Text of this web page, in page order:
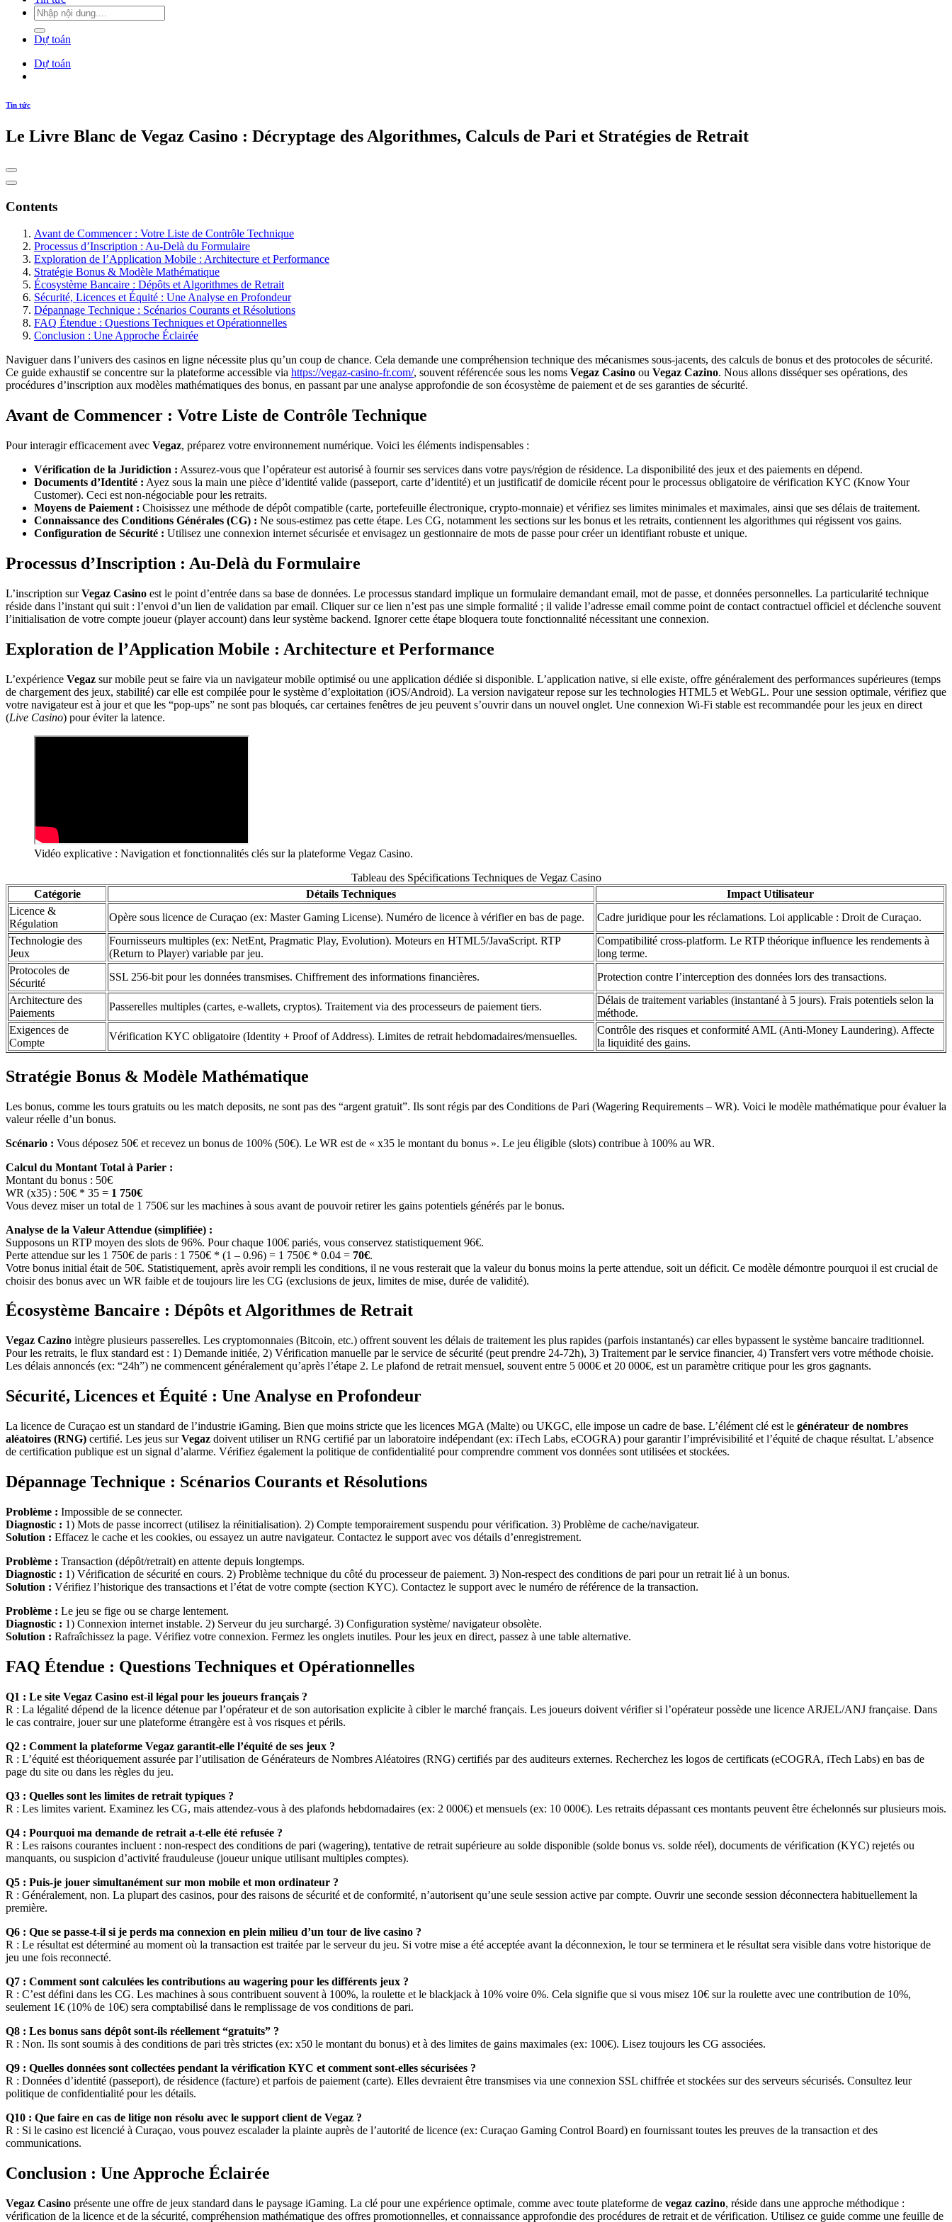
Dự toán
Dự toán
Tin tức
Le Livre Blanc de Vegaz Casino : Décryptage des Algorithmes, Calculs de Pari et Stratégies de Retrait
Contents
Avant de Commencer : Votre Liste de Contrôle Technique
Processus d’Inscription : Au-Delà du Formulaire
Exploration de l’Application Mobile : Architecture et Performance
Stratégie Bonus & Modèle Mathématique
Écosystème Bancaire : Dépôts et Algorithmes de Retrait
Sécurité, Licences et Équité : Une Analyse en Profondeur
Dépannage Technique : Scénarios Courants et Résolutions
FAQ Étendue : Questions Techniques et Opérationnelles
Conclusion : Une Approche Éclairée
Naviguer dans l’univers des casinos en ligne nécessite plus qu’un coup de chance. Cela demande une compréhension technique des mécanismes sous-jacents, des calculs de bonus et des protocoles de sécurité.
Ce guide exhaustif se concentre sur la plateforme accessible via https://vegaz-casino-fr.com/, souvent référencée sous les noms Vegaz Casino ou Vegaz Cazino. Nous allons disséquer ses opérations, des
procédures d’inscription aux modèles mathématiques des bonus, en passant par une analyse approfondie de son écosystème de paiement et de ses garanties de sécurité.
Avant de Commencer : Votre Liste de Contrôle Technique
Pour interagir efficacement avec Vegaz, préparez votre environnement numérique. Voici les éléments indispensables :
Vérification de la Juridiction : Assurez-vous que l’opérateur est autorisé à fournir ses services dans votre pays/région de résidence. La disponibilité des jeux et des paiements en dépend.
Documents d’Identité : Ayez sous la main une pièce d’identité valide (passeport, carte d’identité) et un justificatif de domicile récent pour le processus obligatoire de vérification KYC (Know Your
Customer). Ceci est non-négociable pour les retraits.
Moyens de Paiement : Choisissez une méthode de dépôt compatible (carte, portefeuille électronique, crypto-monnaie) et vérifiez ses limites minimales et maximales, ainsi que ses délais de traitement.
Connaissance des Conditions Générales (CG) : Ne sous-estimez pas cette étape. Les CG, notamment les sections sur les bonus et les retraits, contiennent les algorithmes qui régissent vos gains.
Configuration de Sécurité : Utilisez une connexion internet sécurisée et envisagez un gestionnaire de mots de passe pour créer un identifiant robuste et unique.
Processus d’Inscription : Au-Delà du Formulaire
L’inscription surVegaz Casino est le point d’entrée dans sa base de données. Le processus standard implique un formulaire demandant email, mot de passe, et données personnelles. La particularité technique
réside dans l’instant qui suit : l’envoi d’un lien de validation par email. Cliquer sur ce lien n’est pas une simple formalité ; il valide l’adresse email comme point de contact contractuel officiel et déclenche souvent
l’initialisation de votre compte joueur (player account) dans leur système backend. Ignorer cette étape bloquera toute fonctionnalité nécessitant une connexion.
Exploration de l’Application Mobile : Architecture et Performance
L’expérience Vegaz sur mobile peut se faire via un navigateur mobile optimisé ou une application dédiée si disponible. L’application native, si elle existe, offre généralement des performances supérieures (temps
de chargement des jeux, stabilité) car elle est compilée pour le système d’exploitation (iOS/Android). La version navigateur repose sur les technologies HTML5 et WebGL. Pour une session optimale, vérifiez que
votre navigateur est à jour et que les “pop-ups” ne sont pas bloqués, car certaines fenêtres de jeu peuvent s’ouvrir dans un nouvel onglet. Une connexion Wi-Fi stable est recommandée pour les jeux en direct
(Live Casino) pour éviter la latence.
Vidéo explicative : Navigation et fonctionnalités clés sur la plateforme Vegaz Casino.
Tableau des Spécifications Techniques de Vegaz Casino
Catégorie
Détails Techniques
Impact Utilisateur
Licence &
Régulation
Opère sous licence de Curaçao (ex: Master Gaming License). Numéro de licence à vérifier en bas de page.
Cadre juridique pour les réclamations. Loi applicable : Droit de Curaçao.
Technologie des
Jeux
Fournisseurs multiples (ex: NetEnt, Pragmatic Play, Evolution). Moteurs en HTML5/JavaScript. RTP
(Return to Player) variable par jeu.
Compatibilité cross-platform. Le RTP théorique influence les rendements à
long terme.
Protocoles de
Sécurité
SSL 256-bit pour les données transmises. Chiffrement des informations financières.
Protection contre l’interception des données lors des transactions.
Architecture des
Paiements
Passerelles multiples (cartes, e-wallets, cryptos). Traitement via des processeurs de paiement tiers.
Délais de traitement variables (instantané à 5 jours). Frais potentiels selon la
méthode.
Exigences de
Compte
Vérification KYC obligatoire (Identity + Proof of Address). Limites de retrait hebdomadaires/mensuelles.
Contrôle des risques et conformité AML (Anti-Money Laundering). Affecte
la liquidité des gains.
Stratégie Bonus & Modèle Mathématique
Les bonus, comme les tours gratuits ou les match deposits, ne sont pas des “argent gratuit”. Ils sont régis par des Conditions de Pari (Wagering Requirements – WR). Voici le modèle mathématique pour évaluer la
valeur réelle d’un bonus.
Scénario : Vous déposez 50€ et recevez un bonus de 100% (50€). Le WR est de « x35 le montant du bonus ». Le jeu éligible (slots) contribue à 100% au WR.
Calcul du Montant Total à Parier :
Montant du bonus : 50€
WR (x35) : 50€ * 35 = 1 750€
Vous devez miser un total de 1 750€ sur les machines à sous avant de pouvoir retirer les gains potentiels générés par le bonus.
Analyse de la Valeur Attendue (simplifiée) :
Supposons un RTP moyen des slots de 96%. Pour chaque 100€ pariés, vous conservez statistiquement 96€.
Perte attendue sur les 1 750€ de paris : 1 750€ * (1 – 0.96) = 1 750€ * 0.04 = 70€.
Votre bonus initial était de 50€. Statistiquement, après avoir rempli les conditions, il ne vous resterait que la valeur du bonus moins la perte attendue, soit un déficit. Ce modèle démontre pourquoi il est crucial de
choisir des bonus avec un WR faible et de toujours lire les CG (exclusions de jeux, limites de mise, durée de validité).
Écosystème Bancaire : Dépôts et Algorithmes de Retrait
Vegaz Cazino intègre plusieurs passerelles. Les cryptomonnaies (Bitcoin, etc.) offrent souvent les délais de traitement les plus rapides (parfois instantanés) car elles bypassent le système bancaire traditionnel.
Pour les retraits, le flux standard est : 1) Demande initiée, 2) Vérification manuelle par le service de sécurité (peut prendre 24-72h), 3) Traitement par le service financier, 4) Transfert vers votre méthode choisie.
Les délais annoncés (ex: “24h”) ne commencent généralement qu’après l’étape 2. Le plafond de retrait mensuel, souvent entre 5 000€ et 20 000€, est un paramètre critique pour les gros gagnants.
Sécurité, Licences et Équité : Une Analyse en Profondeur
La licence de Curaçao est un standard de l’industrie iGaming. Bien que moins stricte que les licences MGA (Malte) ou UKGC, elle impose un cadre de base. L’élément clé est le générateur de nombres
aléatoires (RNG) certifié. Les jeus surVegaz doivent utiliser un RNG certifié par un laboratoire indépendant (ex: iTech Labs, eCOGRA) pour garantir l’imprévisibilité et l’équité de chaque résultat. L’absence
de certification publique est un signal d’alarme. Vérifiez également la politique de confidentialité pour comprendre comment vos données sont utilisées et stockées.
Dépannage Technique : Scénarios Courants et Résolutions
Problème : Impossible de se connecter.
Diagnostic : 1) Mots de passe incorrect (utilisez la réinitialisation). 2) Compte temporairement suspendu pour vérification. 3) Problème de cache/navigateur.
Solution : Effacez le cache et les cookies, ou essayez un autre navigateur. Contactez le support avec vos détails d’enregistrement.
Problème : Transaction (dépôt/retrait) en attente depuis longtemps.
Diagnostic : 1) Vérification de sécurité en cours. 2) Problème technique du côté du processeur de paiement. 3) Non-respect des conditions de pari pour un retrait lié à un bonus.
Solution : Vérifiez l’historique des transactions et l’état de votre compte (section KYC). Contactez le support avec le numéro de référence de la transaction.
Problème : Le jeu se fige ou se charge lentement.
Diagnostic : 1) Connexion internet instable. 2) Serveur du jeu surchargé. 3) Configuration système/ navigateur obsolète.
Solution : Rafraîchissez la page. Vérifiez votre connexion. Fermez les onglets inutiles. Pour les jeux en direct, passez à une table alternative.
FAQ Étendue : Questions Techniques et Opérationnelles
Q1 : Le site Vegaz Casino est-il légal pour les joueurs français ?
R : La légalité dépend de la licence détenue par l’opérateur et de son autorisation explicite à cibler le marché français. Les joueurs doivent vérifier si l’opérateur possède une licence ARJEL/ANJ française. Dans
le cas contraire, jouer sur une plateforme étrangère est à vos risques et périls.
Q2 : Comment la plateforme Vegaz garantit-elle l’équité de ses jeux ?
R : L’équité est théoriquement assurée par l’utilisation de Générateurs de Nombres Aléatoires (RNG) certifiés par des auditeurs externes. Recherchez les logos de certificats (eCOGRA, iTech Labs) en bas de
page du site ou dans les règles du jeu.
Q3 : Quelles sont les limites de retrait typiques ?
R : Les limites varient. Examinez les CG, mais attendez-vous à des plafonds hebdomadaires (ex: 2 000€) et mensuels (ex: 10 000€). Les retraits dépassant ces montants peuvent être échelonnés sur plusieurs mois.
Q4 : Pourquoi ma demande de retrait a-t-elle été refusée ?
R : Les raisons courantes incluent : non-respect des conditions de pari (wagering), tentative de retrait supérieure au solde disponible (solde bonus vs. solde réel), documents de vérification (KYC) rejetés ou
manquants, ou suspicion d’activité frauduleuse (joueur unique utilisant multiples comptes).
Q5 : Puis-je jouer simultanément sur mon mobile et mon ordinateur ?
R : Généralement, non. La plupart des casinos, pour des raisons de sécurité et de conformité, n’autorisent qu’une seule session active par compte. Ouvrir une seconde session déconnectera habituellement la
première.
Q6 : Que se passe-t-il si je perds ma connexion en plein milieu d’un tour de live casino ?
R : Le résultat est déterminé au moment où la transaction est traitée par le serveur du jeu. Si votre mise a été acceptée avant la déconnexion, le tour se terminera et le résultat sera visible dans votre historique de
jeu une fois reconnecté.
Q7 : Comment sont calculées les contributions au wagering pour les différents jeux ?
R : C’est défini dans les CG. Les machines à sous contribuent souvent à 100%, la roulette et le blackjack à 10% voire 0%. Cela signifie que si vous misez 10€ sur la roulette avec une contribution de 10%,
seulement 1€ (10% de 10€) sera comptabilisé dans le remplissage de vos conditions de pari.
Q8 : Les bonus sans dépôt sont-ils réellement “gratuits” ?
R : Non. Ils sont soumis à des conditions de pari très strictes (ex: x50 le montant du bonus) et à des limites de gains maximales (ex: 100€). Lisez toujours les CG associées.
Q9 : Quelles données sont collectées pendant la vérification KYC et comment sont-elles sécurisées ?
R : Données d’identité (passeport), de résidence (facture) et parfois de paiement (carte). Elles devraient être transmises via une connexion SSL chiffrée et stockées sur des serveurs sécurisés. Consultez leur
politique de confidentialité pour les détails.
Q10 : Que faire en cas de litige non résolu avec le support client de Vegaz ?
R : Si le casino est licencié à Curaçao, vous pouvez escalader la plainte auprès de l’autorité de licence (ex: Curaçao Gaming Control Board) en fournissant toutes les preuves de la transaction et des
communications.
Conclusion : Une Approche Éclairée
Vegaz Casino présente une offre de jeux standard dans le paysage iGaming. La clé pour une expérience optimale, comme avec toute plateforme de vegaz cazino, réside dans une approche méthodique :
vérification de la licence et de la sécurité, compréhension mathématique des offres promotionnelles, et connaissance approfondie des procédures de retrait et de vérification. Utilisez ce guide comme une feuille de